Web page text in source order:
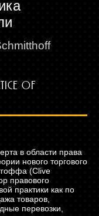
of
в области права
нового торгового
(Clive
правового
практики как по
товаров,
перевозки,